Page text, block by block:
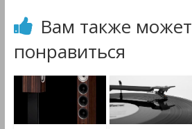
Вам также может
понравиться